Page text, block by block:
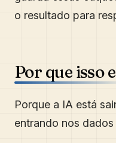
o resultado para
Por que isso
Porque a IA está
entrando nos